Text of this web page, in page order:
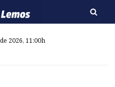
2026, 11:00h